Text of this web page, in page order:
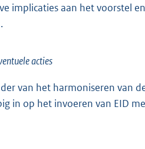
implicaties aan het voorstel
acties
van het harmoniseren van
in op het invoeren van EID